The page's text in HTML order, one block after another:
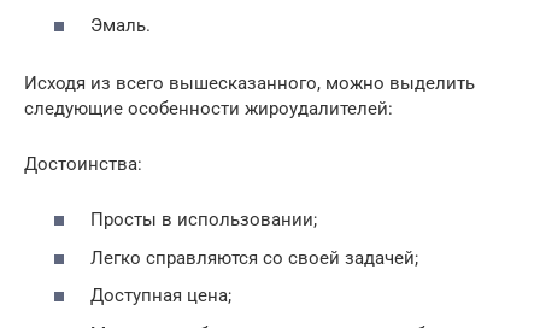
Эмаль.
Исходя из всего вышесказанного, можно выделить
следующие особенности жироудалителей:
Достоинства:
Просты в использовании;
Легко справляются со своей задачей;
Доступная цена;